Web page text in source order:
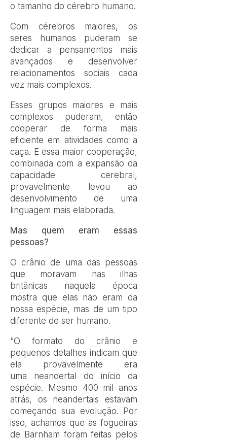
o tamanho do cérebro humano.
Com cérebros maiores, os
seres humanos puderam se
dedicar a pensamentos mais
avançados e desenvolver
relacionamentos sociais cada
vez mais complexos.
Esses grupos maiores e mais
complexos puderam, então
cooperar de forma mais
eficiente em atividades como a
caça. E essa maior cooperação,
combinada com a expansão da
capacidade cerebral,
provavelmente levou ao
desenvolvimento de uma
linguagem mais elaborada.
Mas quem eram essas
pessoas?
O crânio de uma das pessoas
que moravam nas ilhas
britânicas naquela época
mostra que elas não eram da
nossa espécie, mas de um tipo
diferente de ser humano.
“O formato do crânio e
pequenos detalhes indicam que
ela provavelmente era
uma neandertal do início da
espécie. Mesmo 400 mil anos
atrás, os neandertais estavam
começando sua evolução. Por
isso, achamos que as fogueiras
de Barnham foram feitas pelos